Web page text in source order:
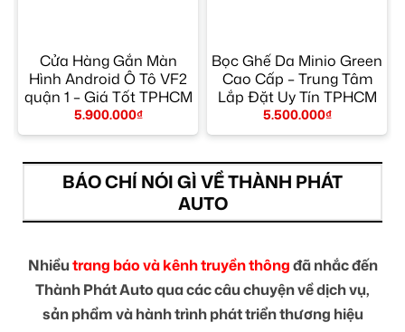
Cửa Hàng Gắn Màn
Hình Android Ô Tô VF2
quận 1 – Giá Tốt TPHCM
5.900.000₫
Bọc Ghế Da Minio Green
Cao Cấp – Trung Tâm
Lắp Đặt Uy Tín TPHCM
5.500.000₫
BÁO CHÍ NÓI GÌ VỀ THÀNH PHÁT
AUTO
Nhiềutrang báo và kênh truyền thôngđã nhắc đến
Thành Phát Auto qua các câu chuyện về dịch vụ,
sản phẩm và hành trình phát triển thương hiệu